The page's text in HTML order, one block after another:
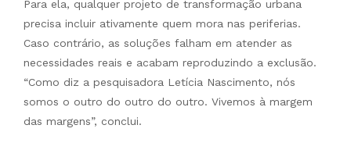
Para ela, qualquer projeto de transformação urbana
precisa incluir ativamente quem mora nas periferias.
Caso contrário, as soluções falham em atender as
necessidades reais e acabam reproduzindo a exclusão.
“Como diz a pesquisadora Letícia Nascimento, nós
somos o outro do outro do outro. Vivemos à margem
das margens”, conclui.